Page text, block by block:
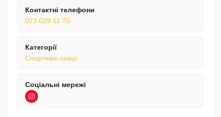
Контактні телефони
073 029 11 75
Категорії
Спортивні секції
Соціальні мережі